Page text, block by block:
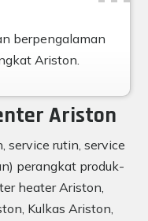
berpengalaman
Ariston.
Ariston
service rutin, service
perangkat produk-
heater Ariston,
Kulkas Ariston,